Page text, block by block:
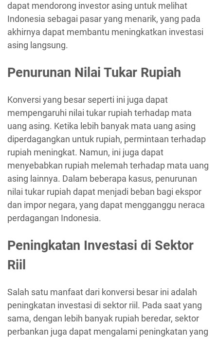
dapat mendorong investor asing untuk melihat
Indonesia sebagai pasar yang menarik, yang pada
akhirnya dapat membantu meningkatkan investasi
asing langsung.
Penurunan Nilai Tukar Rupiah
Konversi yang besar seperti ini juga dapat
mempengaruhi nilai tukar rupiah terhadap mata
uang asing. Ketika lebih banyak mata uang asing
diperdagangkan untuk rupiah, permintaan terhadap
rupiah meningkat. Namun, ini juga dapat
menyebabkan rupiah melemah terhadap mata uang
asing lainnya. Dalam beberapa kasus, penurunan
nilai tukar rupiah dapat menjadi beban bagi ekspor
dan impor negara, yang dapat mengganggu neraca
perdagangan Indonesia.
Peningkatan Investasi di Sektor
Riil
Salah satu manfaat dari konversi besar ini adalah
peningkatan investasi di sektor riil. Pada saat yang
sama, dengan lebih banyak rupiah beredar, sektor
perbankan juga dapat mengalami peningkatan yang